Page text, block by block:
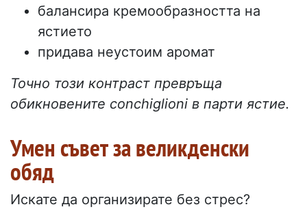
балансира кремообразността на
ястието
придава неустоим аромат
Точно този контраст превръща
обикновените conchiglioni в парти ястие.
Умен съвет за великденски
обяд
Искате да организирате без стрес?